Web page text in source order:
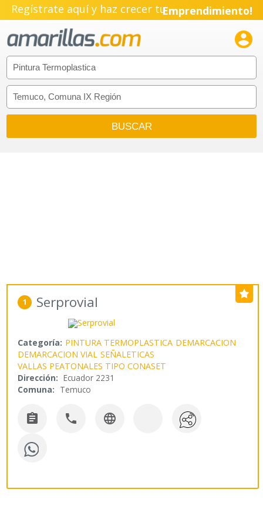
Regístrate aquí y haz crecer tuEmprendimiento!

1 Serprovial
Categoría: PINTURA TERMOPLASTICA DEMARCACION
DEMARCACION VIAL SEÑALETICAS
VALLAS PEATONALES TIPO CONASET
Dirección: Ecuador 2231
Comuna: Temuco
  